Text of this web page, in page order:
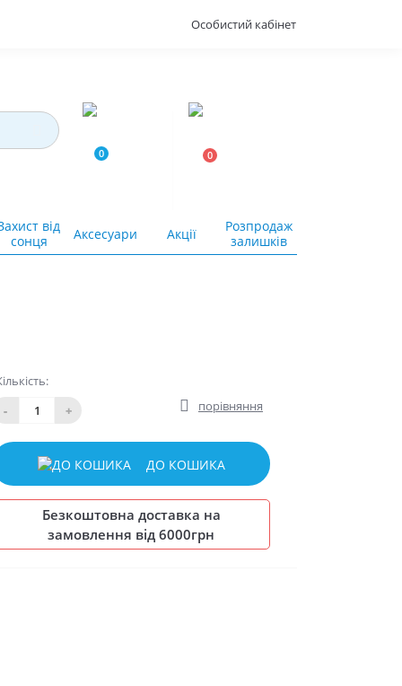
Особистий кабінет
0 0
від
сонця
Аксесуари Акції
Розпродаж
залишків
-
+ порівняння
ДО КОШИКА
Безкоштовна доставка на
замовлення від 6000грн